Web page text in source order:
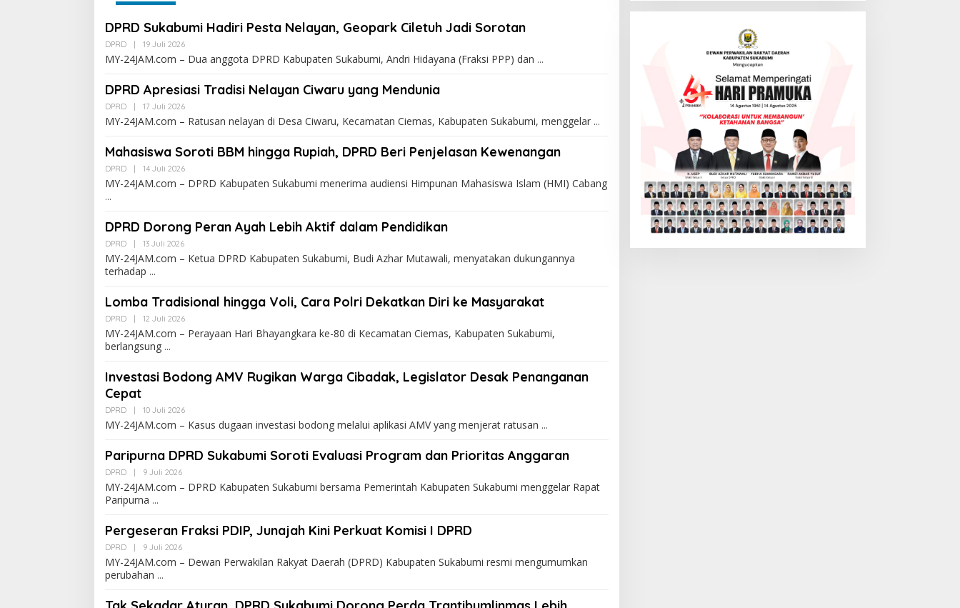
DPRD Sukabumi Hadiri Pesta Nelayan, Geopark Ciletuh Jadi Sorotan
DPRD 19 Juli 2026
MY-24JAM.com – Dua anggota DPRD Kabupaten Sukabumi, Andri Hidayana (Fraksi PPP) dan
DPRD Apresiasi Tradisi Nelayan Ciwaru yang Mendunia
DPRD 17 Juli 2026
MY-24JAM.com – Ratusan nelayan di Desa Ciwaru, Kecamatan Ciemas, Kabupaten Sukabumi, menggelar
Mahasiswa Soroti BBM hingga Rupiah, DPRD Beri Penjelasan Kewenangan
DPRD 14 Juli 2026
MY-24JAM.com – DPRD Kabupaten Sukabumi menerima audiensi Himpunan Mahasiswa Islam (HMI) Cabang
DPRD Dorong Peran Ayah Lebih Aktif dalam Pendidikan
DPRD 13 Juli 2026
MY-24JAM.com – Ketua DPRD Kabupaten Sukabumi, Budi Azhar Mutawali, menyatakan dukungannya
terhadap
Lomba Tradisional hingga Voli, Cara Polri Dekatkan Diri ke Masyarakat
DPRD 12 Juli 2026
MY-24JAM.com – Perayaan Hari Bhayangkara ke-80 di Kecamatan Ciemas, Kabupaten Sukabumi,
berlangsung
Investasi Bodong AMV Rugikan Warga Cibadak, Legislator Desak Penanganan
Cepat
DPRD 10 Juli 2026
MY-24JAM.com – Kasus dugaan investasi bodong melalui aplikasi AMV yang menjerat ratusan
Paripurna DPRD Sukabumi Soroti Evaluasi Program dan Prioritas Anggaran
DPRD 9 Juli 2026
MY-24JAM.com – DPRD Kabupaten Sukabumi bersama Pemerintah Kabupaten Sukabumi menggelar Rapat
Paripurna
Pergeseran Fraksi PDIP, Junajah Kini Perkuat Komisi I DPRD
DPRD 9 Juli 2026
MY-24JAM.com – Dewan Perwakilan Rakyat Daerah (DPRD) Kabupaten Sukabumi resmi mengumumkan
perubahan